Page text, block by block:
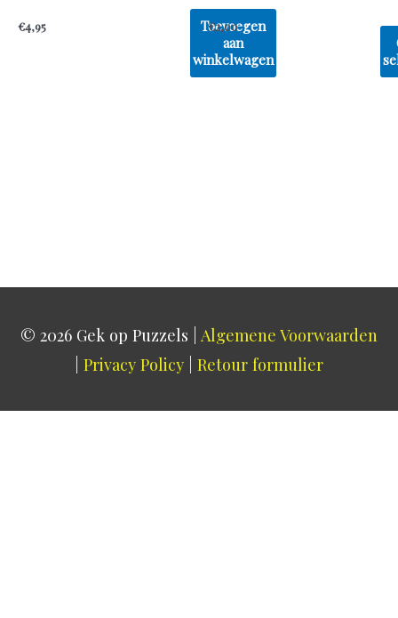
€4,95
Toevoegen
aan
winkelwagen
€2,00
© 2026 Gek op Puzzels
Algemene Voorwaarden
Privacy Policy Retour formulier